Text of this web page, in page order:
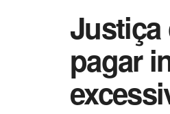
Justiça
pagar